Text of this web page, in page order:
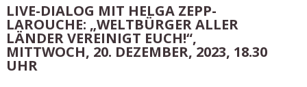
LIVE-DIALOG MIT HELGA ZEPP-
LAROUCHE: „WELTBÜRGER ALLER
LÄNDER VEREINIGT EUCH!“,
MITTWOCH, 20. DEZEMBER, 2023, 18.30
UHR